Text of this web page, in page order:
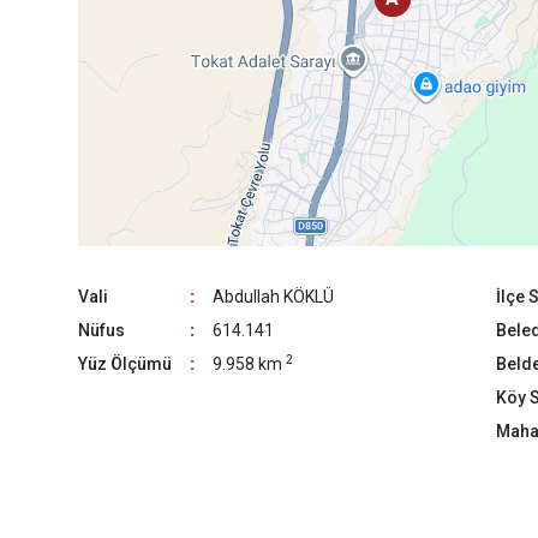
Vali :
Abdullah KÖKLÜ
Nüfus
:
614.141
Yüz Ölçümü
: 9.958 km 2
İlçe
Köy